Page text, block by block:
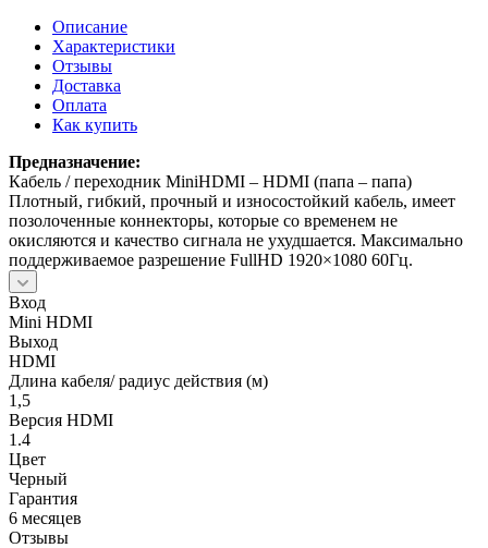
Описание
Характеристики
Отзывы
Доставка
Оплата
Как купить
Предназначение:
Кабель / переходник MiniHDMI – HDMI (папа – папа)
Плотный, гибкий, прочный и износостойкий кабель, имеет
позолоченные коннекторы, которые со временем не
окисляются и качество сигнала не ухудшается. Максимально
поддерживаемое разрешение FullHD 1920×1080 60Гц.
Вход
Mini HDMI
Выход
HDMI
Длина кабеля/ радиус действия (м)
1,5
Версия HDMI
1.4
Цвет
Черный
Гарантия
6 месяцев
Отзывы